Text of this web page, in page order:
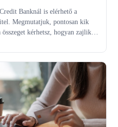
Banknál is elérhető a
Megmutatjuk, pontosan kik
kérhetsz, hogyan zajlik
hogy biztosan megkapd – rejtett
nélkül.